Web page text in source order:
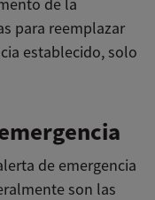
de la
para reemplazar
establecido, solo
de emergencia
son las